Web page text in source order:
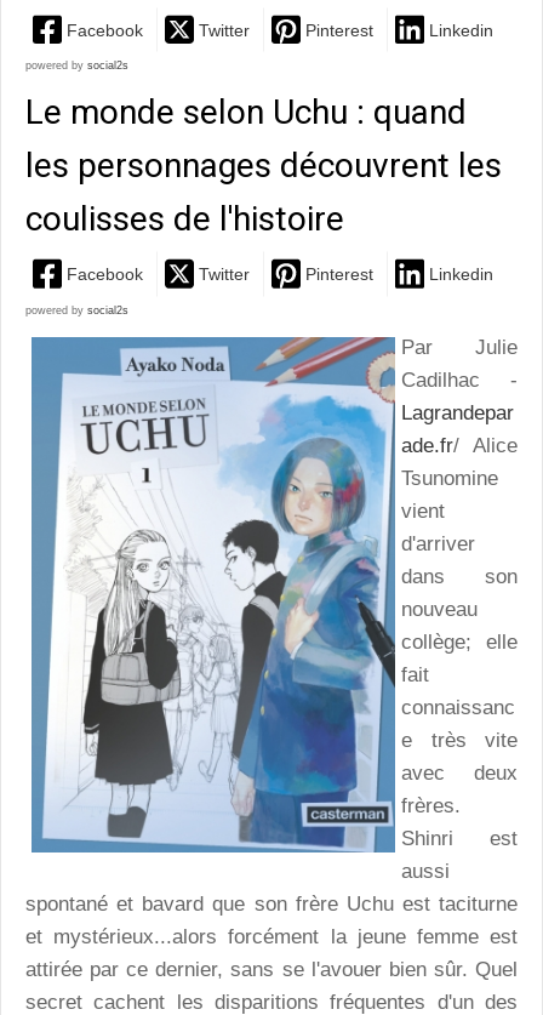
Facebook Twitter Pinterest Linkedin
powered by social2s
Le monde selon Uchu : quand
les personnages découvrent les
coulisses de l'histoire
Facebook Twitter Pinterest Linkedin
powered by social2s
Par Julie
Cadilhac -
Lagrandepar
ade.fr/ Alice
Tsunomine
vient
d'arriver
dans son
nouveau
collège; elle
fait
connaissanc
e très vite
avec deux
frères.
Shinri est
aussi
spontané et bavard que son frère Uchu est taciturne
et mystérieux...alors forcément la jeune femme est
attirée par ce dernier, sans se l'avouer bien sûr. Quel
secret cachent les disparitions fréquentes d'un des